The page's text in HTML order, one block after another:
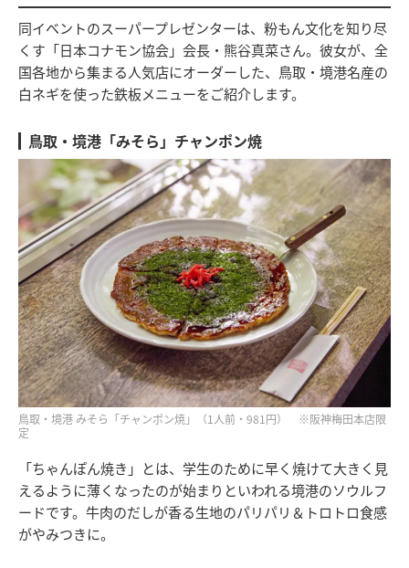
同イベントのスーパープレゼンターは、粉もん文化を知り尽
くす「日本コナモン協会」会長・熊谷真菜さん。彼女が、全
国各地から集まる人気店にオーダーした、鳥取・境港名産の
白ネギを使った鉄板メニューをご紹介します。
鳥取・境港「みそら」チャンポン焼
鳥取・境港 みそら「チャンポン焼」（1人前・981円） ※阪神梅田本店限
定
「ちゃんぽん焼き」とは、学生のために早く焼けて大きく見
えるように薄くなったのが始まりといわれる境港のソウルフ
ードです。牛肉のだしが香る生地のパリパリ＆トロトロ食感
がやみつきに。